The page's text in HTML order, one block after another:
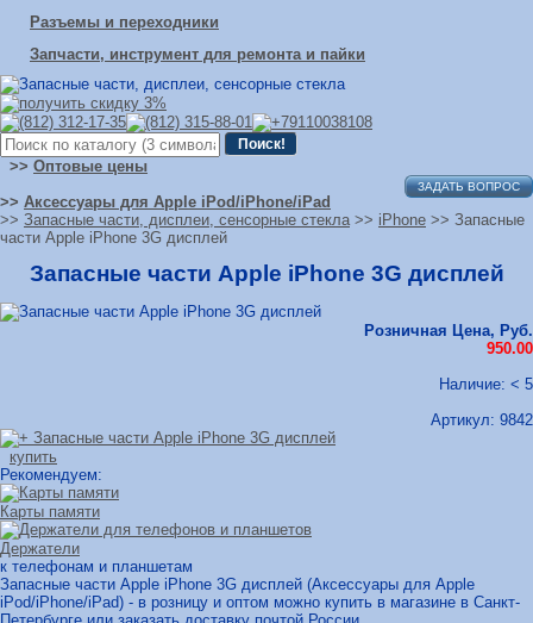
Разъемы и переходники
Запчасти, инструмент для ремонта и пайки
>> Оптовые цены
ЗАДАТЬ ВОПРОС
>> Аксессуары для Apple iPod/iPhone/iPad
>> Запасные части, дисплеи, сенсорные стекла >> iPhone >> Запасные
части Apple iPhone 3G дисплей
Запасные части Apple iPhone 3G дисплей
Розничная Цена, Руб.
950.00
Наличие: < 5
Артикул: 9842
купить
Рекомендуем:
Карты памяти
Держатели
к телефонам и планшетам
Запасные части Apple iPhone 3G дисплей (Аксессуары для Apple
iPod/iPhone/iPad) - в розницу и оптом можно купить в магазине в Санкт-